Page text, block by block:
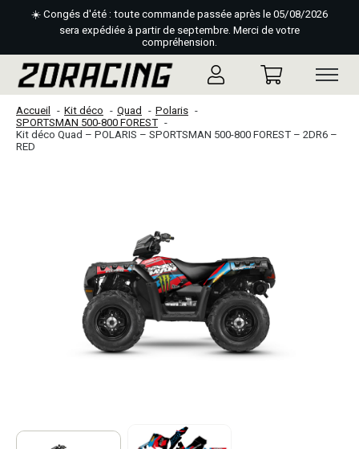
☀️ Congés d'été : toute commande passée après le 05/08/2026
sera expédiée à partir de septembre. Merci de votre
compréhension.
Accueil Kit déco Quad
Polaris
SPORTSMAN 500-800 FOREST
Kit déco Quad – POLARIS – SPORTSMAN 500-800 FOREST – 2DR6 –
RED